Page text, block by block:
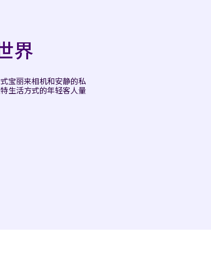
界
宝丽来相机和安静的私
生活方式的年轻客人量